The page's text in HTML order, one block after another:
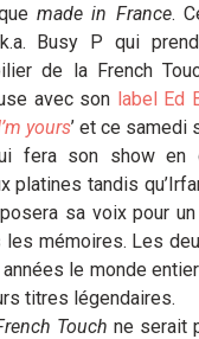
made in France.
Busy P qui
de la French
avec son label Ed
yours’ et ce samedi
fera son show en
platines tandis
sa voix pour
les mémoires. Les
le monde
titres légendaires.
Touchne serait